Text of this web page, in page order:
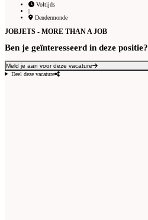
Voltijds
|
Dendermonde
JOBJETS - MORE THAN A JOB
Ben je geïnteresseerd in deze positie?
Meld je aan voor deze vacature
Deel deze vacature